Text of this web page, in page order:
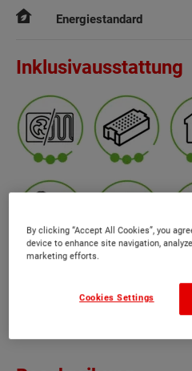
Energiestandard
Inklusivausstattung
By clicking “Accept All Cookies”, you
device to enhance site navigation,
marketing efforts.
Cookies Settings